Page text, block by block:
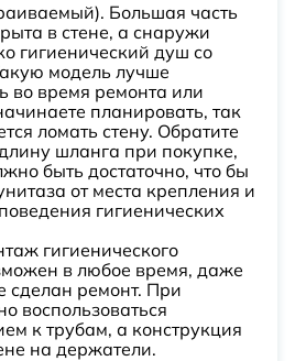
Большая часть
в стене, а снаружи
гигиенический душ со
модель лучше
во время ремонта или
планировать, так
ломать стену. Обратите
шланга при покупке,
быть достаточно, что бы
от места крепления и
гигиенических
гигиенического
в любое время, даже
сделан ремонт. При
воспользоваться
к трубам, а конструкция
на держатели.